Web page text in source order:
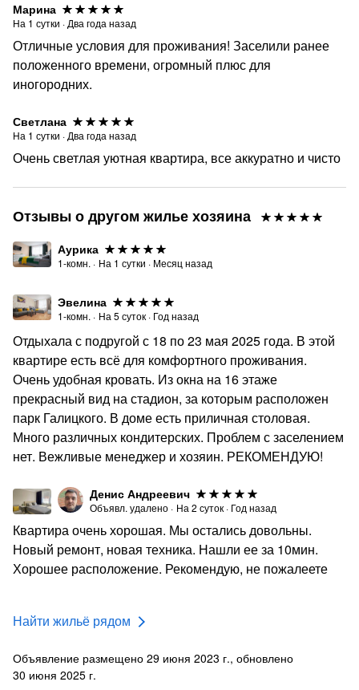
Марина
На 1 сутки · Два года назад
Отличные условия для проживания! Заселили ранее
положенного времени, огромный плюс для
иногородних.
Светлана
На 1 сутки · Два года назад
Очень светлая уютная квартира, все аккуратно и чисто
Отзывы о другом жилье хозяина
Аурика
1-комн. · На 1 сутки · Месяц назад
Эвелина
1-комн. · На 5 суток · Год назад
Отдыхала с подругой с 18 по 23 мая 2025 года. В этой
квартире есть всё для комфортного проживания.
Очень удобная кровать. Из окна на 16 этаже
прекрасный вид на стадион, за которым расположен
парк Галицкого. В доме есть приличная столовая.
Много различных кондитерских. Проблем с заселением
нет. Вежливые менеджер и хозяин. РЕКОМЕНДУЮ!
Денис Андреевич
Объявл. удалено · На 2 суток · Год назад
Квартира очень хорошая. Мы остались довольны.
Новый ремонт, новая техника. Нашли ее за 10мин.
Хорошее расположение. Рекомендую, не пожалеете
Найти жильё рядом
Объявление размещено 29 июня 2023 г., обновлено
30 июня 2025 г.